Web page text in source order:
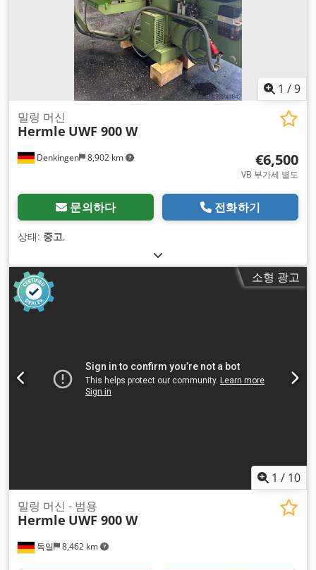
1 /9
Denkingen 8,902 km
밀링 머신
Hermle UWF 900 W
€6,500
VB 부가세 별도
문의하다 전화하기
상태: 중고,
소형 광고
1 / 10
독일 8,462 km
밀링 머신 - 범용
Hermle UWF 900 W